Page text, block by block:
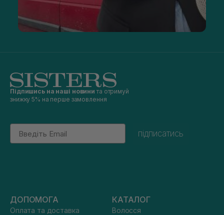
Підпишись на наші новини та отримуй
знижку 5% на перше замовлення
Email
підписатись
ДОПОМОГА
Оплата та доставка
КАТАЛОГ
Волосся